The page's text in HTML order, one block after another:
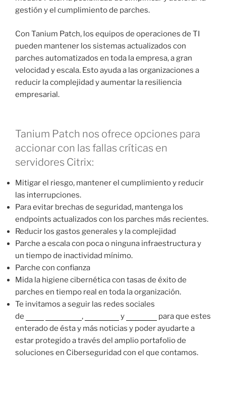
gestión y el cumplimiento de parches.
Con Tanium Patch, los equipos de operaciones de TI
pueden mantener los sistemas actualizados con
parches automatizados en toda la empresa, a gran
velocidad y escala. Esto ayuda a las organizaciones a
reducir la complejidad y aumentar la resiliencia
empresarial.
Tanium Patch nos ofrece opciones para
accionar con las fallas críticas en
servidores Citrix:
Mitigar el riesgo, mantener el cumplimiento y reducir
las interrupciones.
Para evitar brechas de seguridad, mantenga los
endpoints actualizados con los parches más recientes.
Reducir los gastos generales y la complejidad
Parche a escala con poca o ninguna infraestructura y
un tiempo de inactividad mínimo.
Parche con confianza
Mida la higiene cibernética con tasas de éxito de
parches en tiempo real en toda la organización.
Te invitamos a seguir las redes sociales
de
, y
para que estes
enterado de ésta y más noticias y poder ayudarte a
estar protegido a través del amplio portafolio de
soluciones en Ciberseguridad con el que contamos.